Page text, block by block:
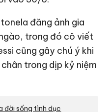
đăng ảnh gia
trong đó cô viết
cũng gây chú ý khi
trong dịp kỷ niệm
đời sống tình dục